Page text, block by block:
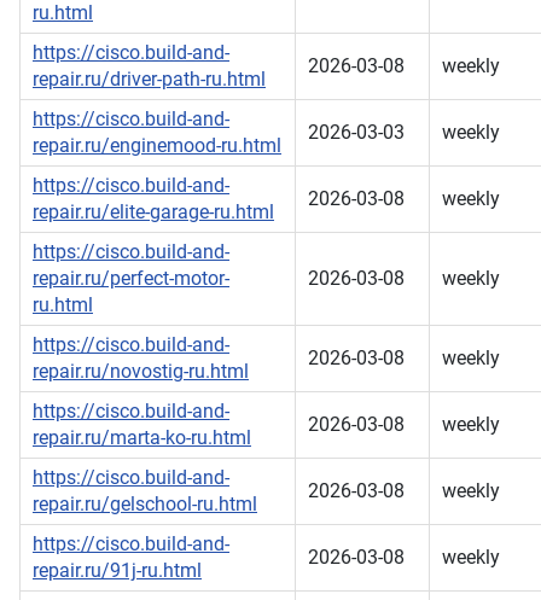
ru.html
https://cisco.build-and-
repair.ru/driver-path-ru.html
2026-03-08 weekly
https://cisco.build-and-
repair.ru/enginemood-ru.html
2026-03-03 weekly
https://cisco.build-and-
repair.ru/elite-garage-ru.html
2026-03-08 weekly
https://cisco.build-and-
repair.ru/perfect-motor-
ru.html
2026-03-08 weekly
https://cisco.build-and-
repair.ru/novostig-ru.html
2026-03-08 weekly
https://cisco.build-and-
repair.ru/marta-ko-ru.html
2026-03-08 weekly
https://cisco.build-and-
repair.ru/gelschool-ru.html
2026-03-08 weekly
https://cisco.build-and-
repair.ru/91j-ru.html
2026-03-08 weekly